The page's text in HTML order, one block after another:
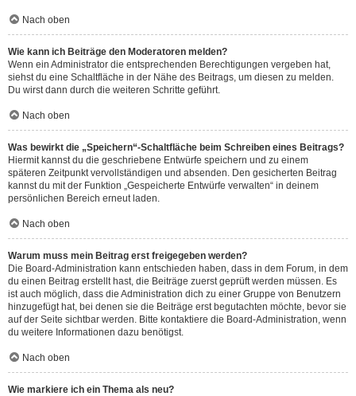
Nach oben
Wie kann ich Beiträge den Moderatoren melden?
Wenn ein Administrator die entsprechenden Berechtigungen vergeben hat,
siehst du eine Schaltfläche in der Nähe des Beitrags, um diesen zu melden.
Du wirst dann durch die weiteren Schritte geführt.
Nach oben
Was bewirkt die „Speichern“-Schaltfläche beim Schreiben eines Beitrags?
Hiermit kannst du die geschriebene Entwürfe speichern und zu einem
späteren Zeitpunkt vervollständigen und absenden. Den gesicherten Beitrag
kannst du mit der Funktion „Gespeicherte Entwürfe verwalten“ in deinem
persönlichen Bereich erneut laden.
Nach oben
Warum muss mein Beitrag erst freigegeben werden?
Die Board-Administration kann entschieden haben, dass in dem Forum, in dem
du einen Beitrag erstellt hast, die Beiträge zuerst geprüft werden müssen. Es
ist auch möglich, dass die Administration dich zu einer Gruppe von Benutzern
hinzugefügt hat, bei denen sie die Beiträge erst begutachten möchte, bevor sie
auf der Seite sichtbar werden. Bitte kontaktiere die Board-Administration, wenn
du weitere Informationen dazu benötigst.
Nach oben
Wie markiere ich ein Thema als neu?